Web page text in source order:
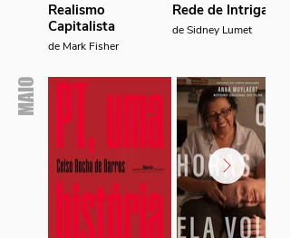
Realismo
Capitalista
de Mark Fisher
Rede de Intrigas
de Sidney Lumet
MAIO